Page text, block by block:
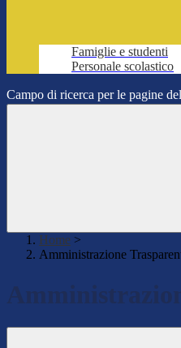
Famiglie e studenti
Personale scolastico
Campo di ricerca per le pagine
Home >
Amministrazione